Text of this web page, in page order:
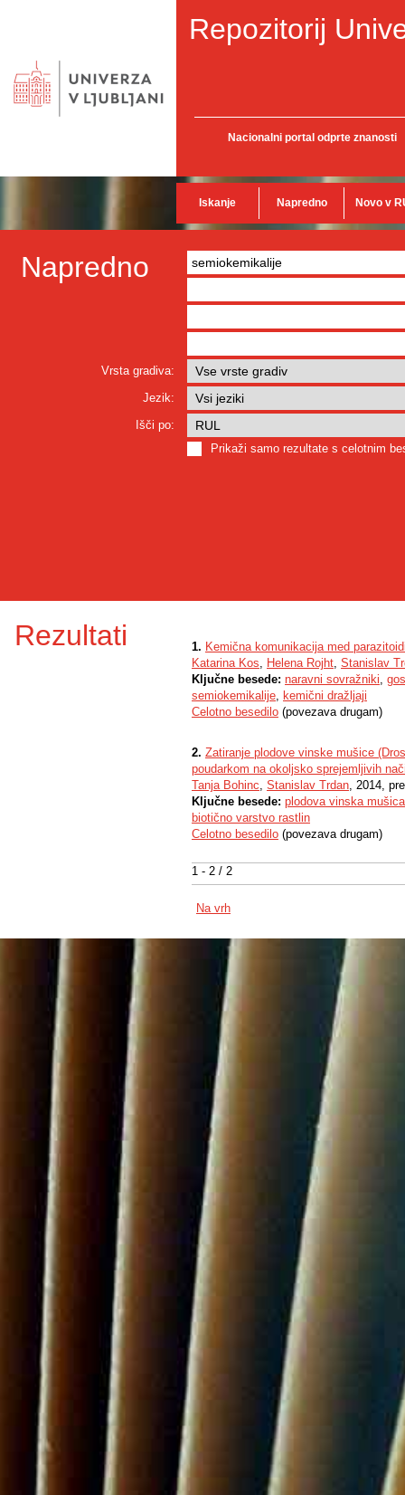
Repozitorij
Nacionalni portal odprte znanosti
Iskanje Napredno Novo v
Napredno
Vrsta gradiva:
Jezik:
Išči po:
Prikaži samo rezultate s celotnim
Rezultati
1 - 2 / 2
1. Kemična komunikacija med
Katarina Kos, Helena Rojht, Stanislav
Ključne besede: naravni sovražniki,
semiokemikalije, kemični dražljaji
Celotno besedilo (povezava drugam)
2. Zatiranje plodove vinske mušice
poudarkom na okoljsko sprejemljivih
Tanja Bohinc, Stanislav Trdan, 2014,
Ključne besede: plodova vinska mušica
biotično varstvo rastlin
Celotno besedilo (povezava drugam)
Na vrh